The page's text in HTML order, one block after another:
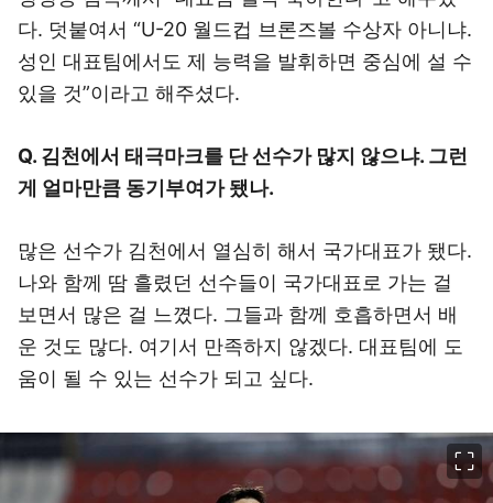
다. 덧붙여서 “U-20 월드컵 브론즈볼 수상자 아니냐.
성인 대표팀에서도 제 능력을 발휘하면 중심에 설 수
있을 것”이라고 해주셨다.
Q. 김천에서 태극마크를 단 선수가 많지 않으냐. 그런
게 얼마만큼 동기부여가 됐나.
많은 선수가 김천에서 열심히 해서 국가대표가 됐다.
나와 함께 땀 흘렸던 선수들이 국가대표로 가는 걸
보면서 많은 걸 느꼈다. 그들과 함께 호흡하면서 배
운 것도 많다. 여기서 만족하지 않겠다. 대표팀에 도
움이 될 수 있는 선수가 되고 싶다.